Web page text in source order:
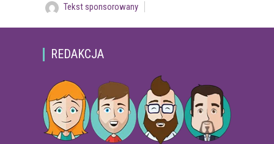
Tekst sponsorowany
REDAKCJA